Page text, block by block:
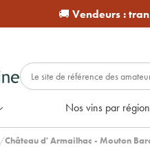
🚚 Vendeurs :
Nos vins par région
/Château d' Armailhac - Mouton